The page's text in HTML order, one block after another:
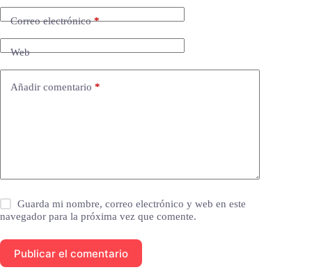
Correo electrónico*
Web
Añadir comentario *
Guarda mi nombre, correo electrónico y web en este
navegador para la próxima vez que comente.
Publicar el comentario